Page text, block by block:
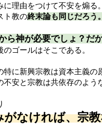
に理由をつけて不安を煽る。
ト教の終末論も同じだろう
から神が必要でしょ？だ
のゴールはそこである。
特に新興宗教は資本主義の
不安と宗教は共依存のよう
がなければ、宗